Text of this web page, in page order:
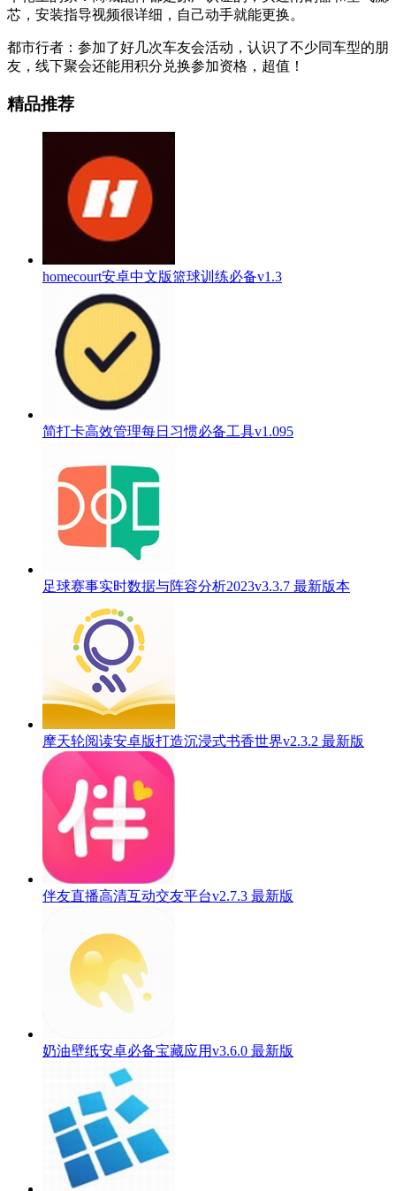
芯，安装指导视频很详细，自己动手就能更换。
都市行者：参加了好几次车友会活动，认识了不少同车型的朋
友，线下聚会还能用积分兑换参加资格，超值！
精品推荐
homecourt安卓中文版篮球训练必备v1.3
简打卡高效管理每日习惯必备工具v1.095
足球赛事实时数据与阵容分析2023v3.3.7 最新版本
摩天轮阅读安卓版打造沉浸式书香世界v2.3.2 最新版
伴友直播高清互动交友平台v2.7.3 最新版
奶油壁纸安卓必备宝藏应用v3.6.0 最新版